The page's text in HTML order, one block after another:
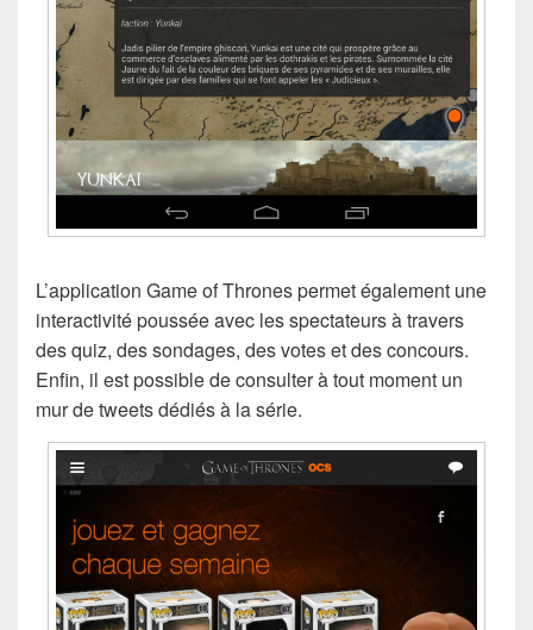
L’application Game of Thrones permet également une
interactivité poussée avec les spectateurs à travers
des quiz, des sondages, des votes et des concours.
Enfin, il est possible de consulter à tout moment un
mur de tweets dédiés à la série.